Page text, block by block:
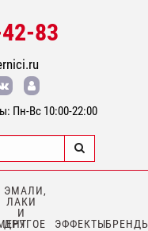
83
Пн-Вс 10:00-22:00
ЭМАЛИ,
ЛАКИ
И
ДРУГОЕ
ЭФФЕКТЫ